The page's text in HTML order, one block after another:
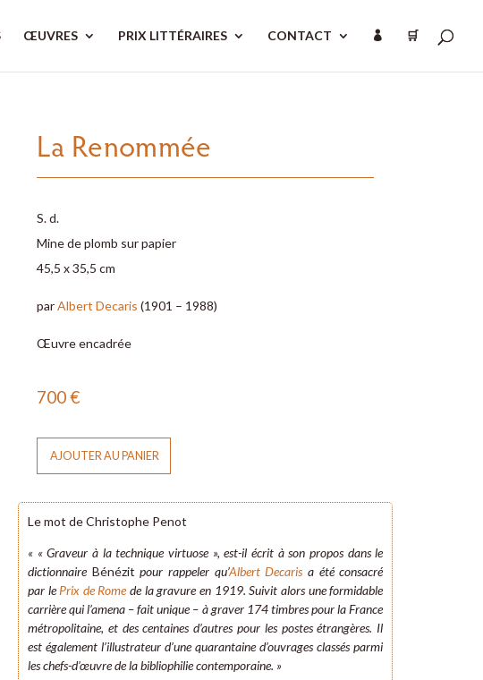
ŒUVRES PRIX LITTÉRAIRES CONTACT  🛒
La Renommée
S. d.
Mine de plomb sur papier
45,5 x 35,5 cm
parAlbert Decaris (1901 – 1988)
Œuvre encadrée
700€
AJOUTER AU PANIER
Le mot de Christophe Penot
« « Graveur à la technique virtuose », est-il écrit à son propos dans le
dictionnaire Bénézit pour rappeler qu’Albert Decaris a été consacré
par lePrix de Rome de la gravure en 1919. Suivit alors une formidable
carrière qui l’amena – fait unique – à graver 174 timbres pour la France
métropolitaine, et des centaines d’autres pour les postes étrangères. Il
est également l’illustrateur d’une quarantaine d’ouvrages classés parmi
les chefs-d’œuvre de la bibliophilie contemporaine. »